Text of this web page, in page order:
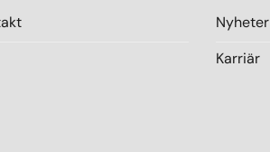
Nyheter
Karriär